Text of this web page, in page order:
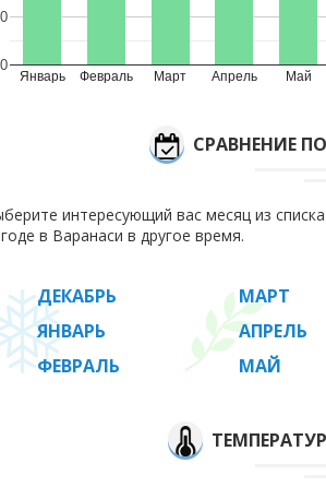
Январь Февраль Март Апрель Май
0
СРАВНЕНИЕ
интересующий вас месяц из
в Варанаси в другое время.
ДЕКАБРЬ
ЯНВАРЬ
ФЕВРАЛЬ
МАРТ
АПРЕЛЬ
МАЙ